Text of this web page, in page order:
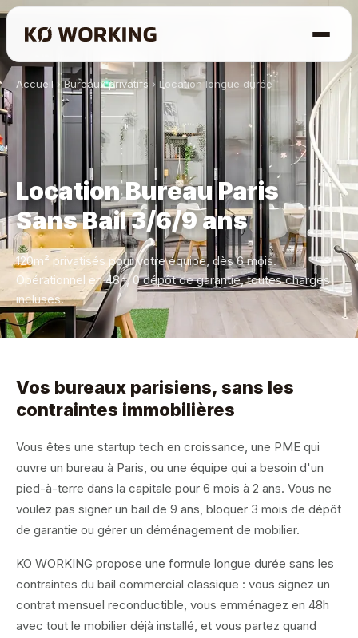
Accueil › Bureaux privatifs › Location longue durée
Location Bureau Paris
Sans Bail 3/6/9 ans
120m² privatisés pour votre équipe, dès 6 mois.
Opérationnel en 48h, 0 dépôt de garantie, toutes charges
incluses.
Vos bureaux parisiens, sans les
contraintes immobilières
Vous êtes une startup tech en croissance, une PME qui
ouvre un bureau à Paris, ou une équipe qui a besoin d'un
pied-à-terre dans la capitale pour 6 mois à 2 ans. Vous ne
voulez pas signer un bail de 9 ans, bloquer 3 mois de dépôt
de garantie ou gérer un déménagement de mobilier.
KO WORKING propose une formule longue durée sans les
contraintes du bail commercial classique : vous signez un
contrat mensuel reconductible, vous emménagez en 48h
avec tout le mobilier déjà installé, et vous partez quand